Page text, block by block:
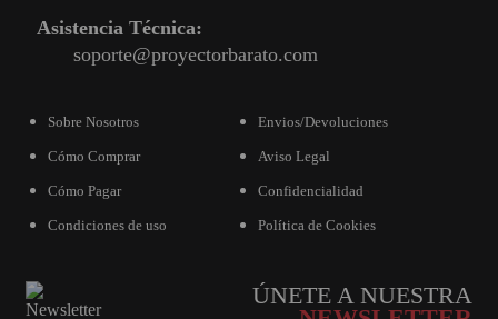
Asistencia Técnica:
soporte@proyectorbarato.com
Sobre Nosotros
Cómo Comprar
Cómo Pagar
Condiciones de uso
Envios/Devoluciones
Aviso Legal
Confidencialidad
Política de Cookies
ÚNETE A NUESTRA